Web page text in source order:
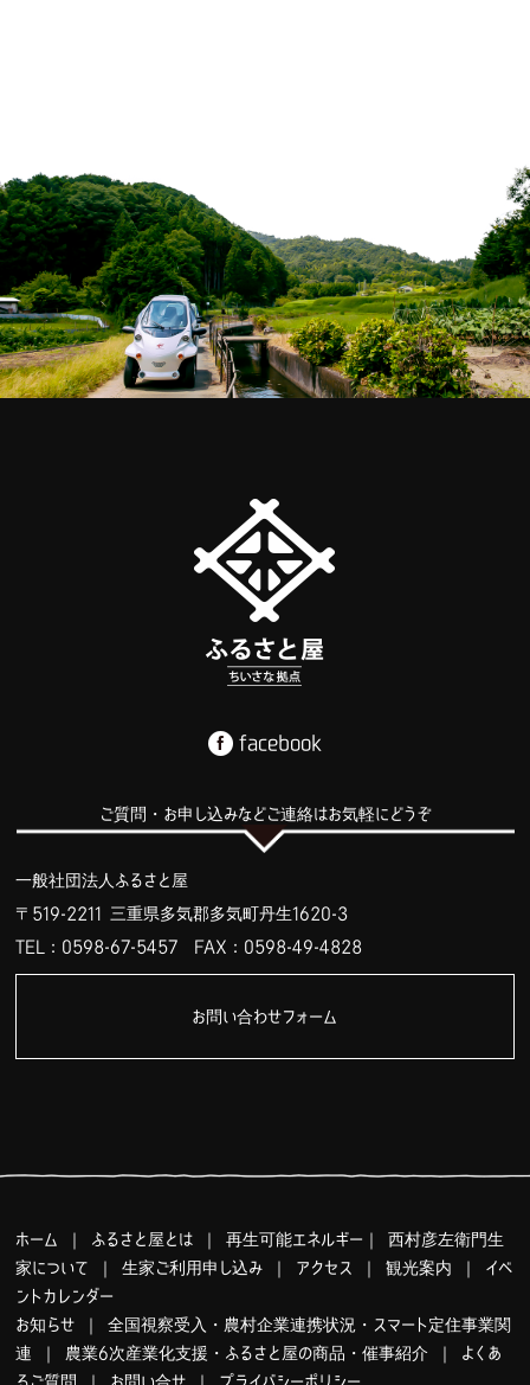
facebook
ご質問・お申し込みなどご連絡はお気軽にどうぞ
一般社団法人ふるさと屋
〒519-2211 三重県多気郡多気町丹生1620-3
TEL：0598-67-5457 FAX：0598-49-4828
お問い合わせフォーム
ホーム ふるさと屋とは ｜再生可能エネルギー ｜西村彦左衛門生
家について
｜生家ご利用申し込み アクセス ｜観光案内
イベ
ントカレンダー
お知らせ ｜全国視察受入・農村企業連携状況・スマート定住事業関
連
農業6次産業化支援・ふるさと屋の商品・催事紹介
よくあ